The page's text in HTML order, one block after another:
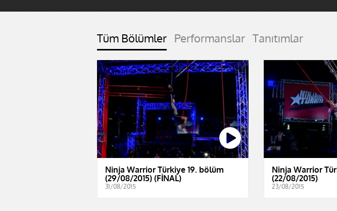
Tüm Bölümler Performanslar Tanıtımlar
Ninja Warrior Türkiye 19. bölüm
(29/08/2015) (FİNAL)
31/08/2015
Ninja Warrior
(22/08/2015)
23/08/2015